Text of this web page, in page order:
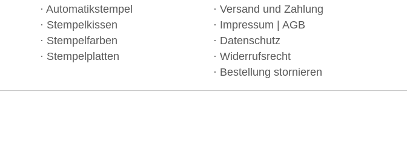
Automatikstempel
Stempelkissen
Stempelfarben
Stempelplatten
Versand und Zahlung
Impressum |AGB
Datenschutz
Widerrufsrecht
Bestellung stornieren